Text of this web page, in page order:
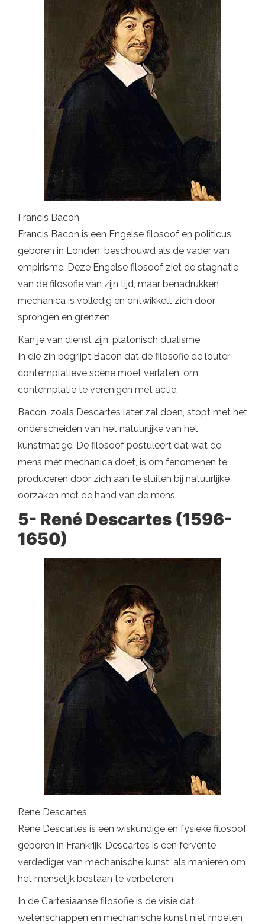
Francis Bacon
Francis Bacon is een Engelse filosoof en politicus
geboren in Londen, beschouwd als de vader van
empirisme. Deze Engelse filosoof ziet de stagnatie
van de filosofie van zijn tijd, maar benadrukken
mechanica is volledig en ontwikkelt zich door
sprongen en grenzen.
Kan je van dienst zijn: platonisch dualisme
In die zin begrijpt Bacon dat de filosofie de louter
contemplatieve scène moet verlaten, om
contemplatie te verenigen met actie.
Bacon, zoals Descartes later zal doen, stopt met het
onderscheiden van het natuurlijke van het
kunstmatige. De filosoof postuleert dat wat de
mens met mechanica doet, is om fenomenen te
produceren door zich aan te sluiten bij natuurlijke
oorzaken met de hand van de mens.
5- René Descartes (1596-
1650)
Rene Descartes
René Descartes is een wiskundige en fysieke filosoof
geboren in Frankrijk. Descartes is een fervente
verdediger van mechanische kunst, als manieren om
het menselijk bestaan ​​te verbeteren.
In de Cartesiaanse filosofie is de visie dat
wetenschappen en mechanische kunst niet moeten